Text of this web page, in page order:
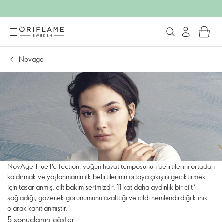
Novage
NovAge True Perfection, yoğun hayat temposunun belirtilerini ortadan
kaldırmak ve yaşlanmanın ilk belirtilerinin ortaya çıkışını geciktirmek
için tasarlanmış, cilt bakım serimizdir. 11 kat daha aydınlık bir cilt*
sağladığı, gözenek görünümünü azalttığı ve cildi nemlendirdiği klinik
olarak kanıtlanmıştır.
5 sonuçlarını göster